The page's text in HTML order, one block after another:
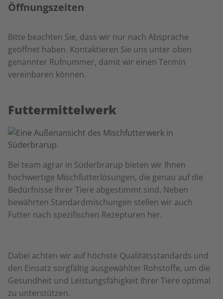
Öffnungszeiten
Bitte beachten Sie, dass wir nur nach Absprache
geöffnet haben. Kontaktieren Sie uns unter oben
genannter Rufnummer, damit wir einen Termin
vereinbaren können.
Futtermittelwerk
Bei team agrar in Süderbrarup bieten wir Ihnen
hochwertige Mischfutterlösungen, die genau auf die
Bedürfnisse Ihrer Tiere abgestimmt sind. Neben
bewährten Standardmischungen stellen wir auch
Futter nach spezifischen Rezepturen her.
Dabei achten wir auf höchste Qualitätsstandards und
den Einsatz sorgfältig ausgewählter Rohstoffe, um die
Gesundheit und Leistungsfähigkeit Ihrer Tiere optimal
zu unterstützen.